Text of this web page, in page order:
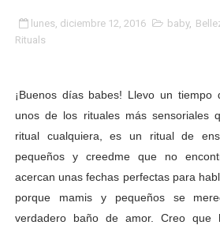
lunes, diciembre 12, 2016 baby,
Rituals
¡Buenos días babes! Llevo un tiempo
unos de los rituales más sensoriales
ritual cualquiera, es un ritual de
pequeños y creedme que no
acercan unas fechas perfectas para
porque mamis y pequeños se
verdadero baño de amor. Creo que